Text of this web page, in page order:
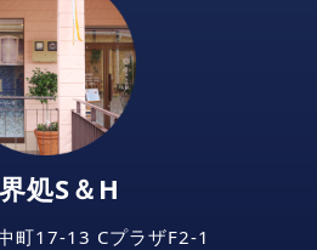
処S＆H
町17-13 CプラザF2-1